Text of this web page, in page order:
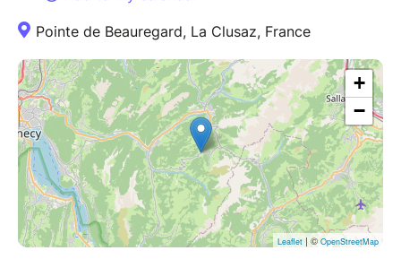
Samedi 15 mai, 20h00 – 21h00
Étude des Yoga Sutras et méditations
Dimanche 16 mai, 8h00 - 10h30
Kriyas, Pranayama et Ashtanga style Mysore
Dimanche 16 mai, 15h00 - 17h00
Repenser la souplesse : mobilité, force et mouvement
durable – 3eme partie
Dimanche 16 mai, 20h00 – 21h00
Pointe de Beauregard, La Clusaz, France
+
−
Leaflet | © OpenStreetMap